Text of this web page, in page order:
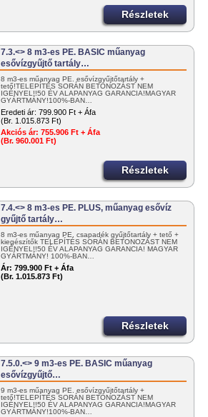
Részletek
7.3.<> 8 m3-es PE. BASIC műanyag
esővízgyűjtő tartály…
8 m3-es műanyag PE. esővízgyűjtőtartály +
tető!TELEPÍTÉS SORÁN BETONOZÁST NEM
IGÉNYEL!!50 ÉV ALAPANYAG GARANCIA!MAGYAR
GYÁRTMÁNY!100%-BAN…
Eredeti ár: 799.900 Ft + Áfa
(Br. 1.015.873 Ft)
Akciós ár: 755.906 Ft + Áfa
(Br. 960.001 Ft)
Részletek
7.4.<> 8 m3-es PE. PLUS, műanyag esővíz
gyűjtő tartály…
8 m3-es műanyag PE. csapadék gyűjtőtartály + tető +
kiegészítők TELEPÍTÉS SORÁN BETONOZÁST NEM
IGÉNYEL!!50 ÉV ALAPANYAG GARANCIA! MAGYAR
GYÁRTMÁNY! 100%-BAN…
Ár: 799.900 Ft + Áfa
(Br. 1.015.873 Ft)
Részletek
7.5.0.<> 9 m3-es PE. BASIC műanyag
esővízgyűjtő…
9 m3-es műanyag PE. esővízgyűjtőtartály +
tető!TELEPÍTÉS SORÁN BETONOZÁST NEM
IGÉNYEL!!50 ÉV ALAPANYAG GARANCIA!MAGYAR
GYÁRTMÁNY!100%-BAN…